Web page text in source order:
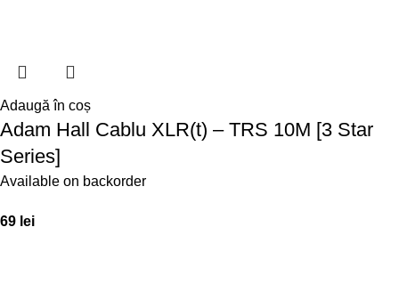
Adaugă în coș
Adam Hall Cablu XLR(t) – TRS 10M [3 Star
Series]
Available on backorder
69 lei